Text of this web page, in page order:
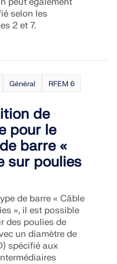
selon les
2 et 7.
Général RFEM 6
de
pour le
barre «
sur poulies
de barre « Câble
», il est possible
des poulies de
un diamètre de
spécifié aux